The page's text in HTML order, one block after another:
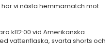
vi nästa hemmamatch mot
kl12:00 vid Amerikanska.
vattenflaska, svarta shorts och